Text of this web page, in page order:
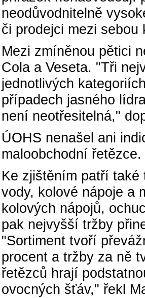
neodůvodnitelně
či prodejci mezi sebou
Mezi zmíněnou pětici
Cola a Veseta. "Tři
jednotlivých
případech jasného
není neotřesitelná,"
ÚOHS nenašel ani
maloobchodní
Ke zjištěním patří
vody, kolové nápoje a
kolových nápojů,
pak nejvyšší tržby
"Sortiment tvoří
procent a tržby za ně
řetězců hrají
ovocných šťáv," řekl